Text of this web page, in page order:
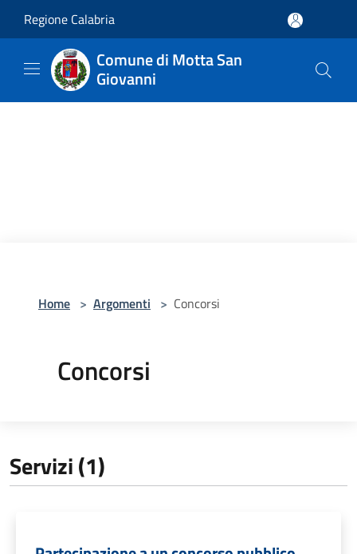
Regione Calabria
Comune di Motta San
Giovanni
Home > Argomenti > Concorsi
Concorsi
Servizi (1)